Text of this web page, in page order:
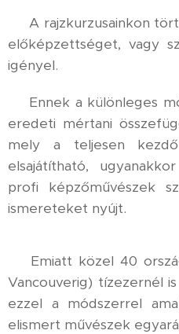
⚜️ A rajzkurzusainkon
előképzettséget, vagy
igényel.
⚜️ Ennek a különleges
eredeti mértani
mely a teljesen
elsajátítható,
profi képzőművészek
ismereteket nyújt.
⚜️ Emiatt közel 40
Vancouverig) tízezernél
ezzel a módszerrel
elismert művészek